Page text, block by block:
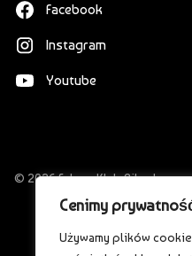
Cenimy
Używamy plików
Facebook
Instagram
Youtube
© 2026 Falcon Klub Bilardowy